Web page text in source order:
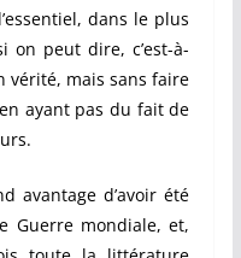
dans le plus
on peut dire, c’est-à-
vérité, mais sans faire
ayant pas du fait de
avantage d’avoir été
Guerre mondiale, et,